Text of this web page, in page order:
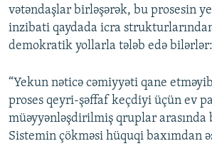
vətəndaşlar birləşərək, bu prosesin
inzibati qaydada icra
demokratik yollarla tələb edə bilərlər:
“Yekun nəticə cəmiyyəti qane
proses qeyri-şəffaf keçdiyi üçün ev
müəyyənləşdirilmiş qruplar arasında
Sistemin çökməsi hüquqi baxımdan